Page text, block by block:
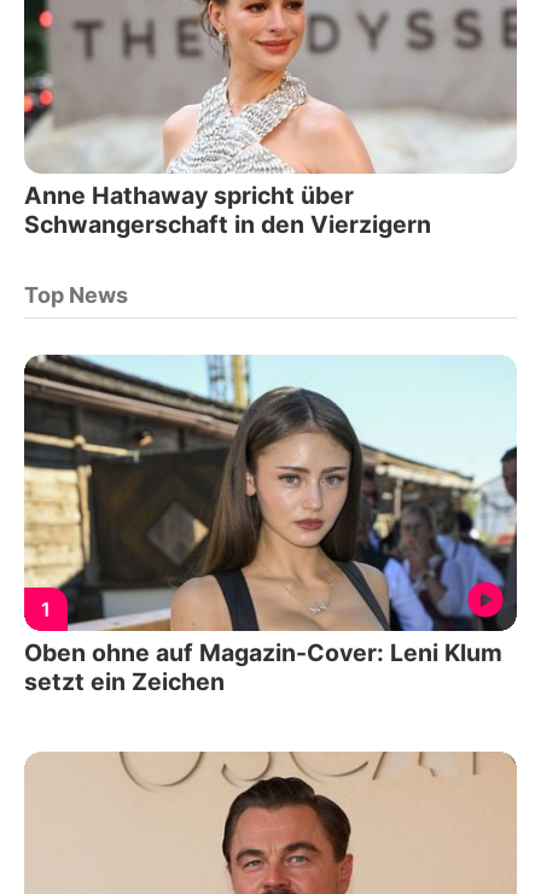
Anne Hathaway spricht über
Schwangerschaft in den Vierzigern
Top News
1
Oben ohne auf Magazin-Cover: Leni Klum
setzt ein Zeichen